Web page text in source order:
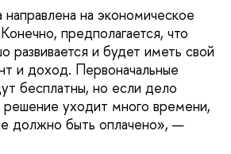
на экономическое
предполагается, что
развивается и будет иметь свой
и доход. Первоначальные
бесплатны, но если дело
уходит много времени,
должно быть оплачено», —